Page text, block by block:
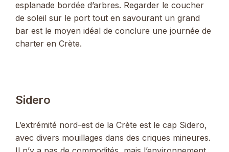
esplanade bordée d’arbres. Regarder le coucher
de soleil sur le port tout en savourant un grand
bar est le moyen idéal de conclure une journée de
charter en Crète.
Sidero
L’extrémité nord-est de la Crète est le cap Sidero,
avec divers mouillages dans des criques mineures.